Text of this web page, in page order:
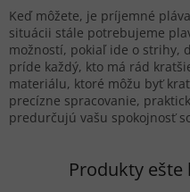
Keď môžete, je príjemné
situácii stále potrebujeme
možností, pokiaľ ide o strihy,
príde každý, kto má rád
materiálu, ktoré môžu byť
precízne spracovanie,
predurčujú vašu spokojnosť
Produkty